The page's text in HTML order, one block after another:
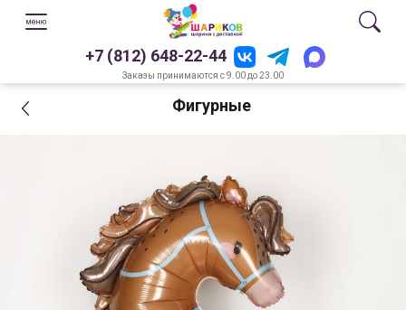
+7 (812) 648-22-44
Заказы принимаются с 9.00 до 23.00
Фигурные